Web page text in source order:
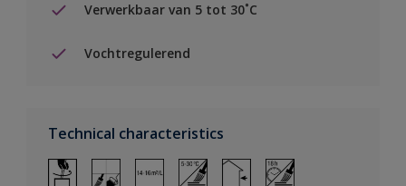
Verwerkbaar van 5 tot 30˚C
Vochtregulerend
Technical characteristics